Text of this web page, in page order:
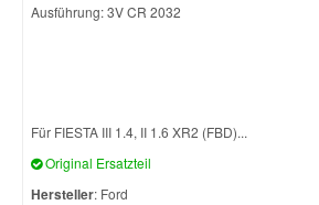
Ausführung: 3V CR 2032
Für FIESTA III 1.4, II 1.6 XR2 (FBD)...
Original Ersatzteil
Hersteller: Ford